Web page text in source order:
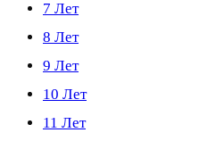
7 Лет
8 Лет
9 Лет
10 Лет
11 Лет